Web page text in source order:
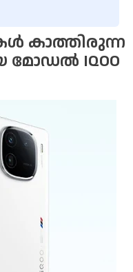
കാത്തിരുന്ന
IQOO